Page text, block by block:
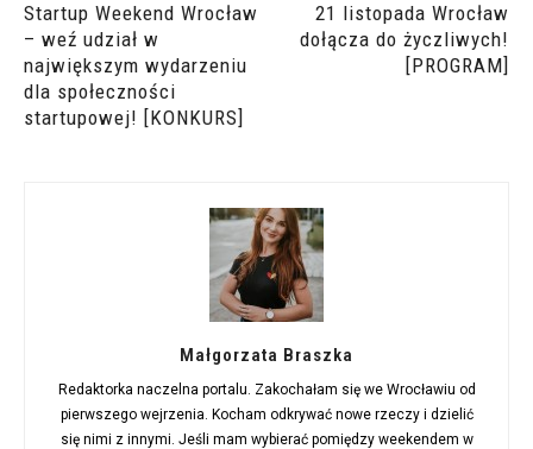
Startup Weekend Wrocław
– weź udział w
największym wydarzeniu
dla społeczności
startupowej! [KONKURS]
21 listopada Wrocław
dołącza do życzliwych!
[PROGRAM]
Małgorzata Braszka
Redaktorka naczelna portalu. Zakochałam się we Wrocławiu od
pierwszego wejrzenia. Kocham odkrywać nowe rzeczy i dzielić
się nimi z innymi. Jeśli mam wybierać pomiędzy weekendem w